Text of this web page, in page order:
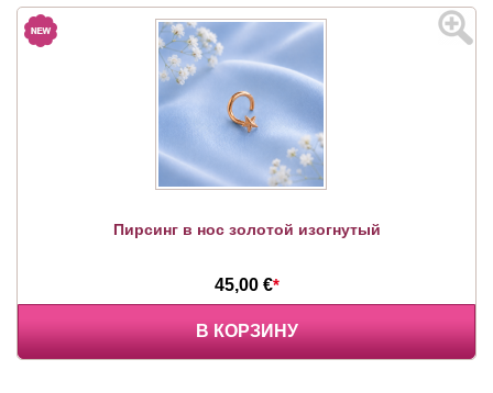
Пирсинг в нос золотой изогнутый
45,00 €*
В КОРЗИНУ